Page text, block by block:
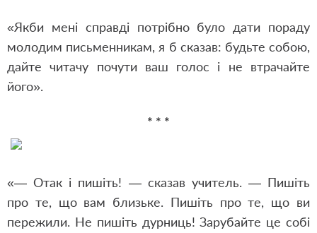
«Якби мені справді потрібно було дати пораду
молодим письменникам, я б сказав: будьте собою,
дайте читачу почути ваш голос і не втрачайте
його».
* * *
«— Отак і пишіть! — сказав учитель. — Пишіть
про те, що вам близьке. Пишіть про те, що ви
пережили. Не пишіть дурниць! Зарубайте це собі